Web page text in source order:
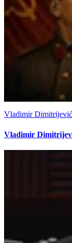
Vladimir Dimitrijević
Vladimir